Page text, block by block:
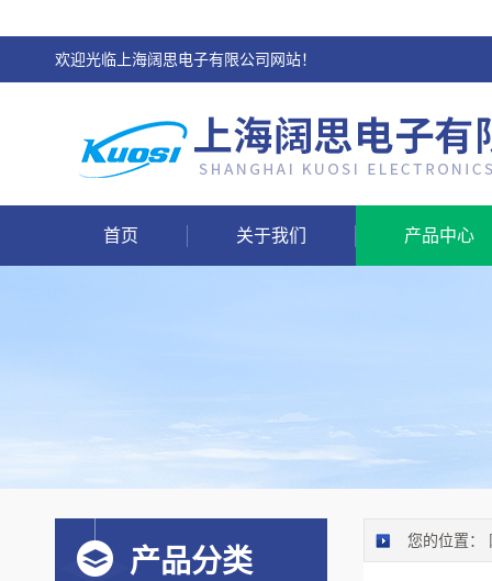
欢迎光临上海阔思电子有限公司网站！
首页 关于我们 产品中心
您的位置：
产品分类